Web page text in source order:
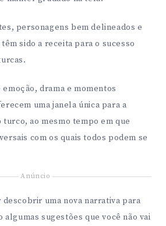
personagens bem delineados e
sido a receita para o sucesso
drama e momentos
uma janela única para a
ao mesmo tempo em que
com os quais todos podem se
Anúncio
descobrir uma nova narrativa para
algumas sugestões que você não vai